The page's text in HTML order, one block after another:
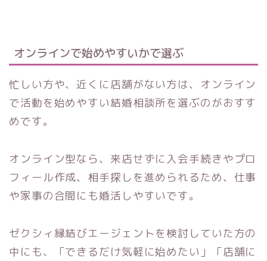
オンラインで始めやすいかで選ぶ
忙しい方や、近くに店舗がない方は、オンライン
で活動を始めやすい結婚相談所を選ぶのがおすす
めです。
オンライン型なら、来店せずに入会手続きやプロ
フィール作成、相手探しを進められるため、仕事
や家事の合間にも婚活しやすいです。
ゼクシィ縁結びエージェントを検討していた方の
中にも、「できるだけ気軽に始めたい」「店舗に